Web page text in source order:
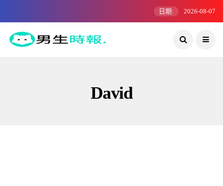
日期: 2026-08-07
David